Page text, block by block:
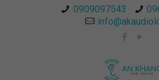
0909097543